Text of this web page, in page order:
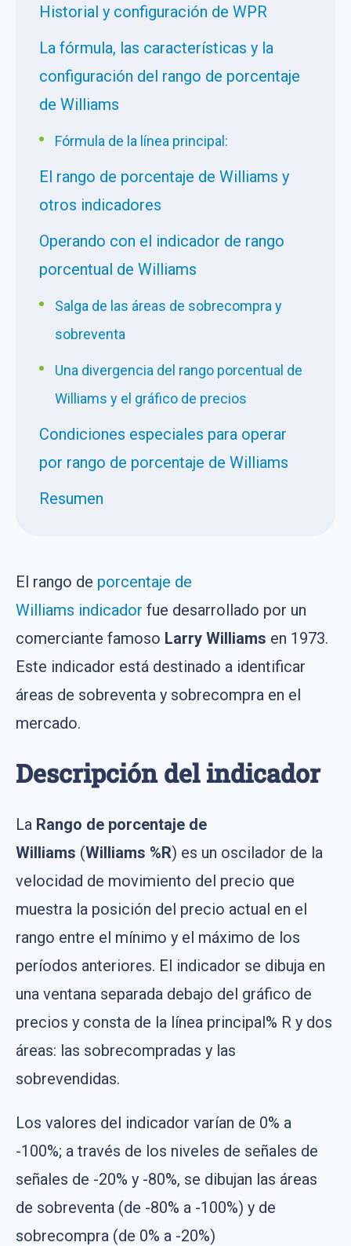
Historial y configuración de WPR
La fórmula, las características y la
configuración del rango de porcentaje
de Williams
Fórmula de la línea principal:
El rango de porcentaje de Williams y
otros indicadores
Operando con el indicador de rango
porcentual de Williams
Salga de las áreas de sobrecompra y
sobreventa
Una divergencia del rango porcentual de
Williams y el gráfico de precios
Condiciones especiales para operar
por rango de porcentaje de Williams
Resumen
El rango de porcentaje de
Williams indicador fue desarrollado por un
comerciante famoso Larry Williams en 1973.
Este indicador está destinado a identificar
áreas de sobreventa y sobrecompra en el
mercado.
Descripción del indicador
La Rango de porcentaje de
Williams (Williams %R) es un oscilador de la
velocidad de movimiento del precio que
muestra la posición del precio actual en el
rango entre el mínimo y el máximo de los
períodos anteriores. El indicador se dibuja en
una ventana separada debajo del gráfico de
precios y consta de la línea principal% R y dos
áreas: las sobrecompradas y las
sobrevendidas.
Los valores del indicador varían de 0% a
-100%; a través de los niveles de señales de
señales de -20% y -80%, se dibujan las áreas
de sobreventa (de -80% a -100%) y de
sobrecompra (de 0% a -20%)